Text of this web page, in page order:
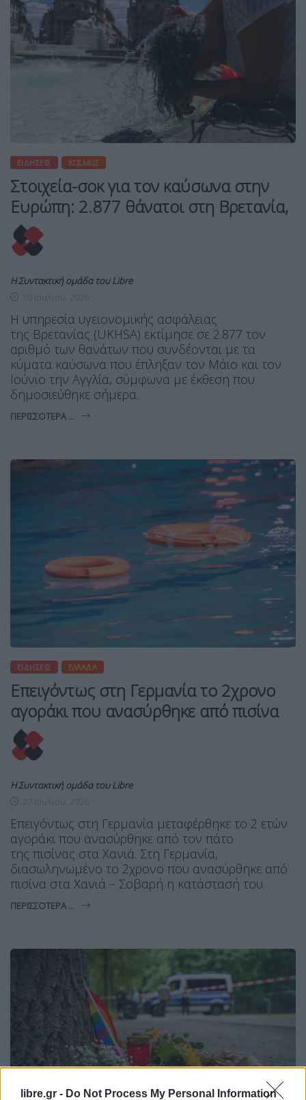
libre.gr - Do Not Process My Personal Information
ΕΙΔΉΣΕΙΣ ΚΌΣΜΟΣ
Στοιχεία-σοκ για τον καύσωνα στην
Ευρώπη: 2.877 θάνατοι στη Βρετανία,
Η Συντακτική ομάδα του Libre
Η υπηρεσία υγειονομικής ασφάλειας
της Βρετανίας (UKHSA) εκτίμησε σε 2.877 τον
αριθμό των θανάτων που συνδέονται με τα
κύματα καύσωνα που έπληξαν τον Μάιο και τον
Ιούνιο την Αγγλία, σύμφωνα με έκθεση που
δημοσιεύθηκε σήμερα.
ΠΕΡΙΣΣΌΤΕΡΑ ...
ΕΙΔΉΣΕΙΣ ΕΛΛΆΔΑ
Επειγόντως στη Γερμανία το 2χρονο
αγοράκι που ανασύρθηκε από πισίνα
Η Συντακτική ομάδα του Libre
Επειγόντως στη Γερμανία μεταφέρθηκε το 2 ετών
αγοράκι που ανασύρθηκε από τον πάτο
της πισίνας στα Χανιά. Στη Γερμανία,
διασωληνωμένο το 2χρονο που ανασύρθηκε από
πισίνα στα Χανιά – Σοβαρή η κατάστασή του.
ΠΕΡΙΣΣΌΤΕΡΑ ...